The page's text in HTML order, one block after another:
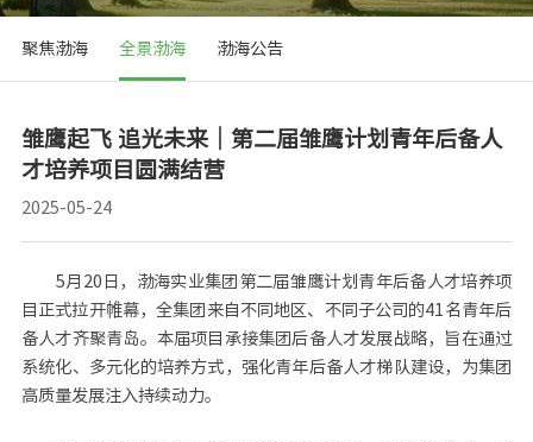
聚焦渤海 全景渤海 渤海公告
雏鹰起飞 追光未来｜第二届雏鹰计划青年后备人
才培养项目圆满结营
2025-05-24
5月20日，渤海实业集团第二届雏鹰计划青年后备人才培养项
目正式拉开帷幕，全集团来自不同地区、不同子公司的41名青年后
备人才齐聚青岛。本届项目承接集团后备人才发展战略，旨在通过
系统化、多元化的培养方式，强化青年后备人才梯队建设，为集团
高质量发展注入持续动力。